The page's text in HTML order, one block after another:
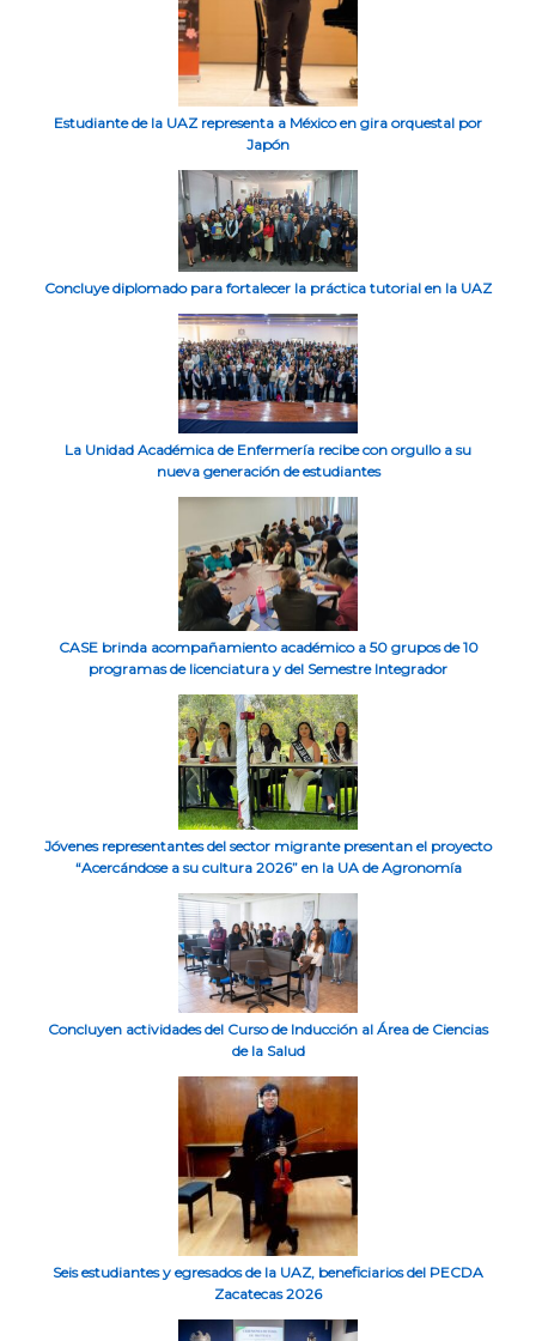
Estudiante de la UAZ representa a México en gira orquestal por
Japón
Concluye diplomado para fortalecer la práctica tutorial en la UAZ
La Unidad Académica de Enfermería recibe con orgullo a su
nueva generación de estudiantes
CASE brinda acompañamiento académico a 50 grupos de 10
programas de licenciatura y del Semestre Integrador
Jóvenes representantes del sector migrante presentan el proyecto
“Acercándose a su cultura 2026” en la UA de Agronomía
Concluyen actividades del Curso de Inducción al Área de Ciencias
de la Salud
Seis estudiantes y egresados de la UAZ, beneficiarios del PECDA
Zacatecas 2026